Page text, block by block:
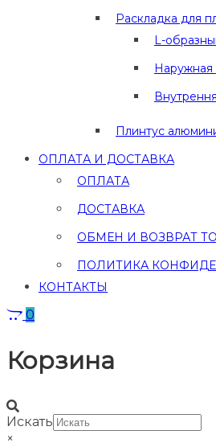
Раскладка для
L-
Наружная
Плинтус
ОПЛАТА И ДОСТАВКА
ОПЛАТА
ДОСТАВКА
ОБМЕН И ВОЗВРАТ
ПОЛИТИКА
КОНТАКТЫ
0
Корзина
Искать
×